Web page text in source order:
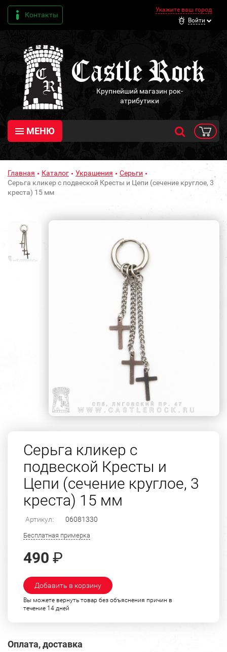
Контакты
Укажите ваш город
Войти
Крупнейший магазин рок-
атрибутики
МЕНЮ
Главная Каталог Украшения
Серьги
Серьга кликер с подвеской Кресты и Цепи (сечение круглое, 3
креста) 15 мм
Серьга кликер с
подвеской Кресты и
Цепи (сечение круглое, 3
креста) 15 мм
Артикул: 06081330
Бесплатная примерка
490 ₽
Добавить в корзину
Вы можете вернуть товар без объяснения причин в
течение 14 дней
Оплата, доставка